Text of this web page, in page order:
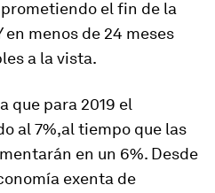
el fin de la
menos de 24 meses
a la vista.
que para 2019 el
al 7%,al tiempo que las
en un 6%. Desde
exenta de